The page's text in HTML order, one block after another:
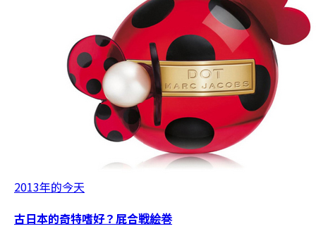
2013年的今天
古日本的奇特嗜好？屁合戦絵巻